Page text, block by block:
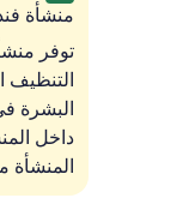
منشأة
توفر
البشرة
المنشأة مركز لرجال